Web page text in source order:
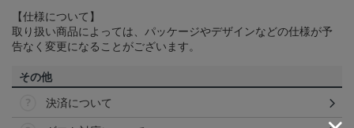
【仕様について】
取り扱い商品によっては、パッケージやデザインなどの仕様が予
告なく変更になることがございます。
その他
決済について